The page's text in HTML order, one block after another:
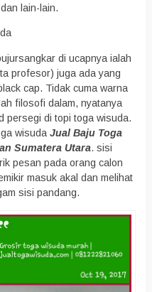
lain-lain.
di ucapnya ialah
profesor) juga ada yang
cap. Tidak cuma warna
filosofi dalam, nyatanya
persegi di topi toga wisuda.
wisuda Jual Baju Toga
Sumatera Utara. sisi
pesan pada orang calon
masuk akal dan melihat
sisi pandang.